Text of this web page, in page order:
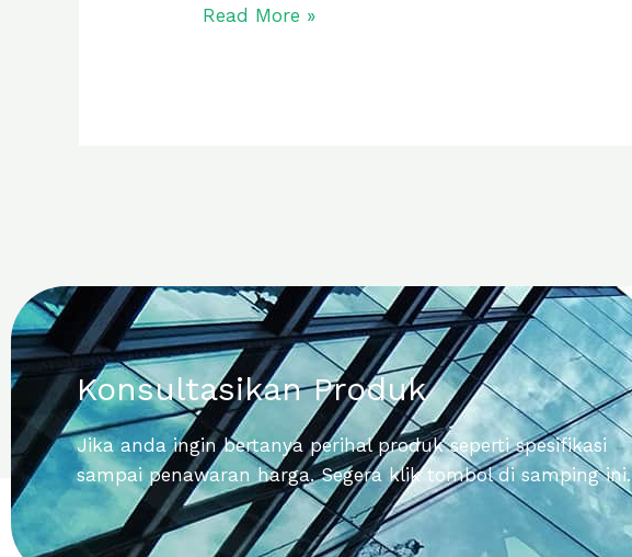
Read More »
Konsultasikan Produk
Jika anda ingin bertanya perihal produk seperti spesifikasi
sampai penawaran harga. Segera klik tombol di samping ini.